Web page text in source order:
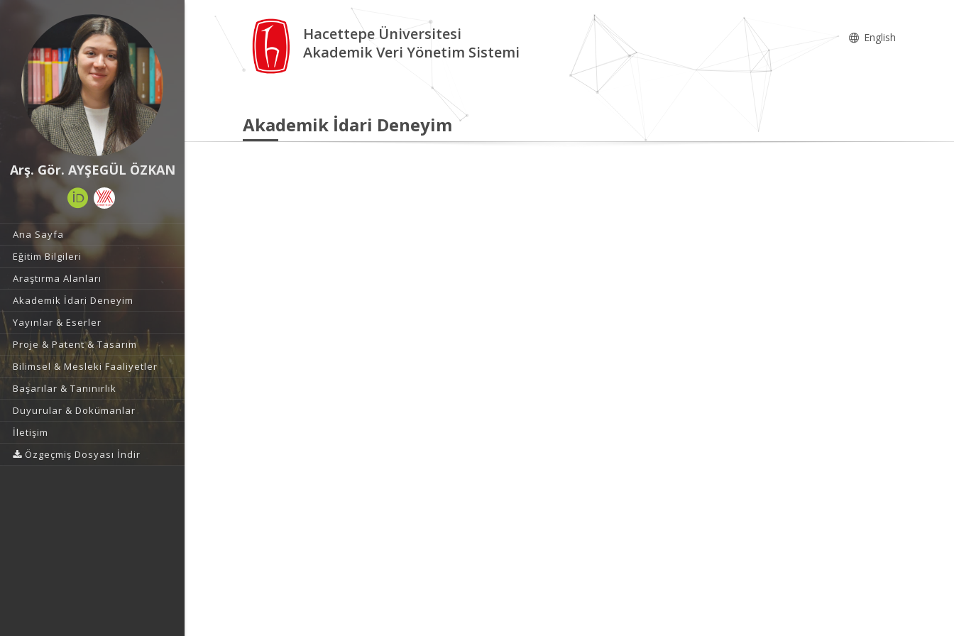
Arş. Gör. AYŞEGÜL ÖZKAN
Ana Sayfa
Eğitim Bilgileri
Araştırma Alanları
Akademik İdari Deneyim
Yayınlar & Eserler
Proje & Patent & Tasarım
Bilimsel & Mesleki Faaliyetler
Başarılar & Tanınırlık
Duyurular & Dokümanlar
İletişim
Özgeçmiş Dosyası İndir
Hacettepe Üniversitesi
Akademik Veri Yönetim Sistemi
English
Akademik İdari Deneyim